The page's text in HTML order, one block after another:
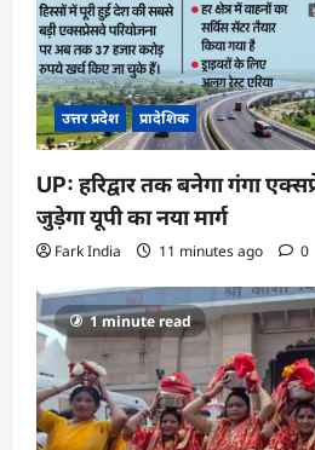
उत्तर प्रदेश प्रादेशिक
UP: हरिद्वार तक बनेगा गंगा
जुड़ेगा यूपी का नया मार्ग
Fark India 11 minutes ago 0
1 minute read